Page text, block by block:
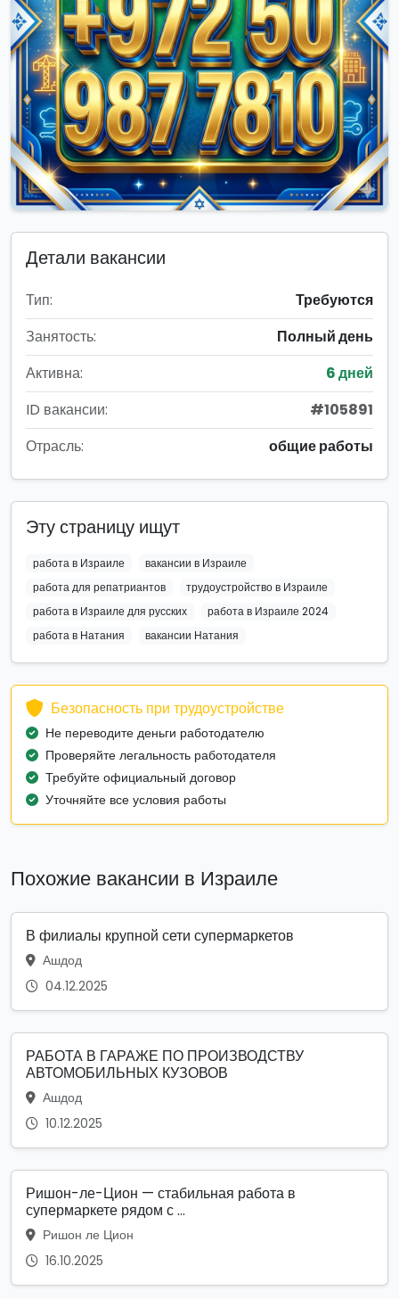
Детали вакансии
Тип:
Требуются
Занятость:
Полный день
Активна:
6 дней
ID вакансии:
#105891
Отрасль:
общие работы
Эту страницу ищут
работа в Израиле
вакансии в Израиле
работа для репатриантов
трудоустройство в Израиле
работа в Израиле для русских
работа в Израиле 2024
работа в Натания
вакансии Натания
Безопасность при трудоустройстве
Не переводите деньги работодателю
Проверяйте легальность работодателя
Требуйте официальный договор
Уточняйте все условия работы
Похожие вакансии в Израиле
В филиалы крупной сети супермаркетов
Ашдод
04.12.2025
РАБОТА В ГАРАЖЕ ПО ПРОИЗВОДСТВУ
АВТОМОБИЛЬНЫХ КУЗОВОВ
Ашдод
10.12.2025
Ришон-ле-Цион — стабильная работа в
супермаркете рядом с ...
Ришон ле Цион
16.10.2025